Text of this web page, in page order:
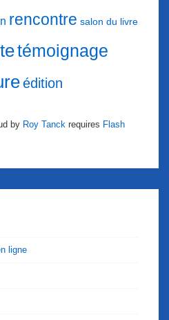
rencontre salon du livre
témoignage
édition
by Roy Tanck requires Flash
ligne